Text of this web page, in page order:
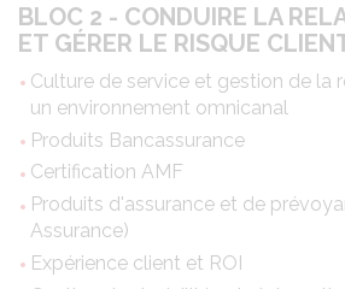
BLOC 2 - CONDUIRE LA
ET GÉRER LE RISQUE
Culture de service et gestion de la
un environnement omnicanal
Produits Bancassurance
Certification AMF
Produits d'assurance et de
Assurance)
Expérience client et ROI